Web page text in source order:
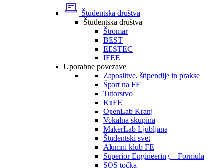
Študentska društva
Študentska društva
Štromar
BEST
EESTEC
IEEE
Uporabne povezave
Zaposlitve, štipendije in prakse
Šport na FE
Tutorstvo
KuFE
OpenLab Kranj
Vokalna skupina
MakerLab Ljubljana
Študentski svet
Alumni klub FE
Superior Engineering – Formula
SOS točka